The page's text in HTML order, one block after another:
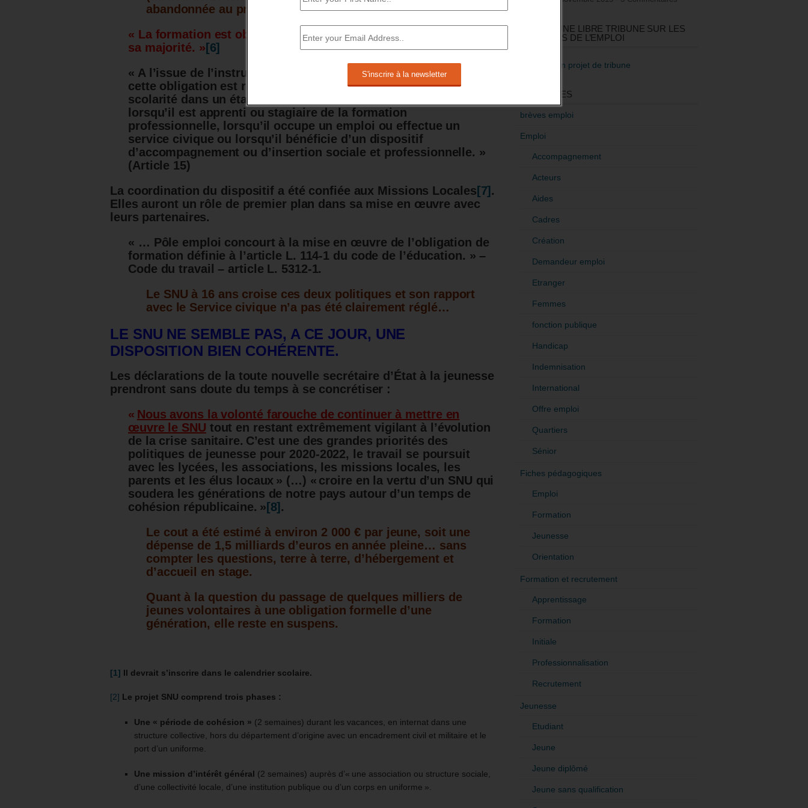
abandonnée au profit d’une obligation de formation.
« La formation est obligatoire pour tout jeune jusqu’à l’âge de
sa majorité. » [6]
« A l’issue de l’instruction obligatoire définie à l’article L. 131-1,
cette obligation est remplie lorsque le jeune poursuit sa
scolarité dans un établissement d’enseignement public ou privé,
lorsqu’il est apprenti ou stagiaire de la formation
professionnelle, lorsqu’il occupe un emploi ou effectue un
service civique ou lorsqu’il bénéficie d’un dispositif
d’accompagnement ou d’insertion sociale et professionnelle. »
(Article 15)
La coordination du dispositif a été confiée aux Missions Locales [7] .
Elles auront un rôle de premier plan dans sa mise en œuvre avec
leurs partenaires.
« … Pôle emploi concourt à la mise en œuvre de l’obligation de
formation définie à l’article L. 114-1 du code de l’éducation. » –
Code du travail – article L. 5312-1.
Le SNU à 16 ans croise ces deux politiques et son rapport
avec le Service civique n’a pas été clairement réglé…
LE SNU NE SEMBLE PAS, A CE JOUR, UNE
DISPOSITION BIEN COHÉRENTE.
Les déclarations de la toute nouvelle secrétaire d’État à la jeunesse
prendront sans doute du temps à se concrétiser :
« Nous avons la volonté farouche de continuer à mettre en
œuvre le SNU tout en restant extrêmement vigilant à l’évolution
de la crise sanitaire. C’est une des grandes priorités des
politiques de jeunesse pour 2020-2022, le travail se poursuit
avec les lycées, les associations, les missions locales, les
parents et les élus locaux » (…) « croire en la vertu d’un SNU qui
soudera les générations de notre pays autour d’un temps de
cohésion républicaine. » [8] .
Le cout a été estimé à environ 2 000 € par jeune, soit une
dépense de 1,5 milliards d’euros en année pleine… sans
compter les questions, terre à terre, d’hébergement et
d’accueil en stage.
Quant à la question du passage de quelques milliers de
jeunes volontaires à une obligation formelle d’une
génération, elle reste en suspens.
[1] Il devrait s’inscrire dans le calendrier scolaire.
[2] Le projet SNU comprend trois phases :
Une « période de cohésion » (2 semaines) durant les vacances, en internat dans une
structure collective, hors du département d’origine avec un encadrement civil et militaire et le
port d’un uniforme.
Une mission d’intérêt général (2 semaines) auprès d’« une association ou structure sociale,
d’une collectivité locale, d’une institution publique ou d’un corps en uniforme ».
RÉDIGEZ UNE LIBRE TRIBUNE SUR LES
POLITIQUES DE L’EMPLOI
>Décrire mon projet de tribune
CATÉGORIES
brèves emploi
Emploi
Accompagnement
Acteurs
Aides
Cadres
Création
Demandeur emploi
Etranger
Femmes
fonction publique
Handicap
Indemnisation
International
Offre emploi
Quartiers
Sénior
Fiches pédagogiques
Emploi
Formation
Jeunesse
Orientation
Formation et recrutement
Apprentissage
Formation
Initiale
Professionnalisation
Recrutement
Jeunesse
Etudiant
Jeune
Jeune diplômé
Jeune sans qualification